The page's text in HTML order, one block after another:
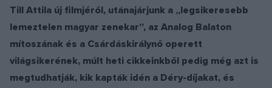
Till Attila új filmjéről, utánajárjunk a „legsikeresebb
lemeztelen magyar zenekar”, az Analog Balaton
mítoszának és a Csárdáskirálynő operett
világsikerének, múlt heti cikkeinkből pedig még azt is
megtudhatják, kik kapták idén a Déry-díjakat, és